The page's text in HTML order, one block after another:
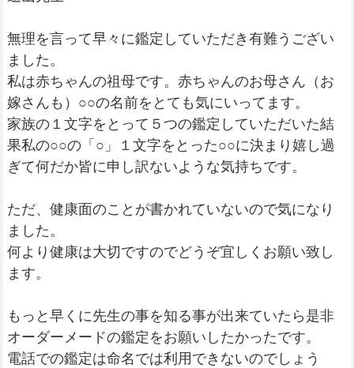
無理を言って早々に鑑定していただき有難うござい
ました。
私は赤ちゃんの祖母です。赤ちゃんのお母さん（お
嫁さんも）○○の名前をとても気にいってます。
家族の１文字をとって５つの鑑定していただいた結
果私の○○の「○」１文字をとった○○に決まり嬉し過
ぎて何だか皆に申し訳ないような気持ちです。
ただ、健康面のことが書かれていないので気になり
ました。
何より健康は大切ですのでどうぞ宜しくお願い致し
ます。
もっと早くに先生の事を知る事が出来ていたら是非
オーダーメードの鑑定をお願いしたかったです。
電話での鑑定は命名では利用できないのでしょう